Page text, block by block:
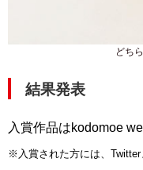
どち
結果発表
入賞作品はkodomoe
※入賞された方には、